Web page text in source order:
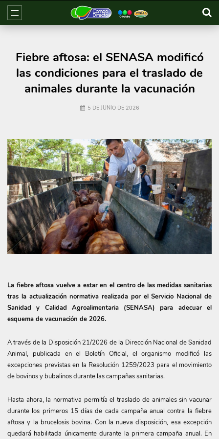
Fiebre aftosa: el SENASA modificó
las condiciones para el traslado de
animales durante la vacunación
5 DE JUNIO DE 2026
La fiebre aftosa vuelve a estar en el centro de las medidas sanitarias
tras la actualización normativa realizada por el Servicio Nacional de
Sanidad y Calidad Agroalimentaria (SENASA) para adecuar el
esquema de vacunación de 2026.
A través de la Disposición 21/2026 de la Dirección Nacional de Sanidad
Animal, publicada en el Boletín Oficial, el organismo modificó las
excepciones previstas en la Resolución 1259/2023 para el movimiento
de bovinos y bubalinos durante las campañas sanitarias.
Hasta ahora, la normativa permitía el traslado de animales sin vacunar
durante los primeros 15 días de cada campaña anual contra la fiebre
aftosa y la brucelosis bovina. Con la nueva disposición, esa excepción
quedará habilitada únicamente durante la primera campaña anual. En